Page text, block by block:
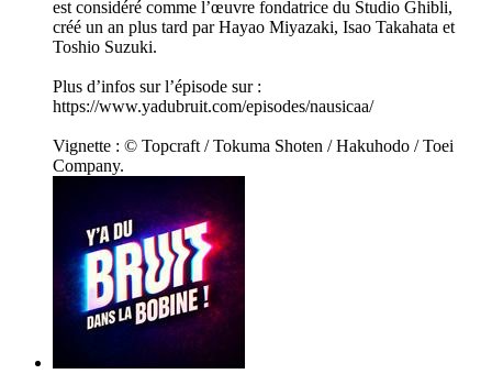
est considéré comme l’œuvre fondatrice du Studio Ghibli,
créé un an plus tard par Hayao Miyazaki, Isao Takahata et
Toshio Suzuki.
Plus d’infos sur l’épisode sur :
https://www.yadubruit.com/episodes/nausicaa/
Vignette : © Topcraft / Tokuma Shoten / Hakuhodo / Toei
Company.